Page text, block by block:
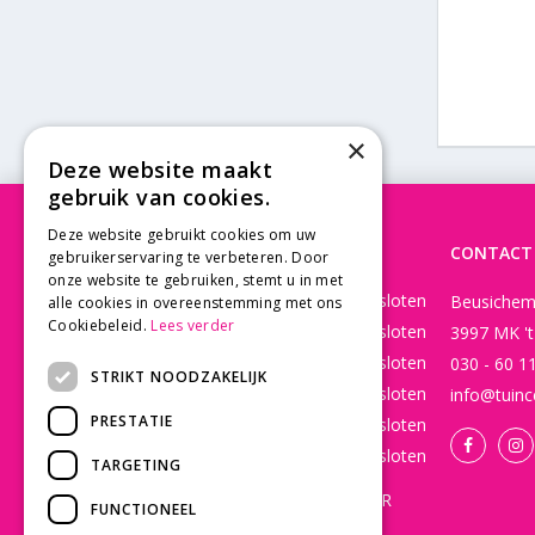
OPENINGSTIJDEN
Maandag
Gesloten
Dinsdag
Gesloten
Gesloten
Gesloten
Vrijdag
Gesloten
Zaterdag
Gesloten
WEBSHOP OPEN 24/7 365 DAGEN PER
CONTACT
3997 MK
030 - 60
×
Deze website maakt
gebruik van cookies.
Deze website gebruikt cookies om uw
gebruikerservaring te verbeteren. Door
onze website te gebruiken, stemt u in met
alle cookies in overeenstemming met ons
Cookiebeleid. Lees verder
STRIKT NOODZAKELIJK
PRESTATIE
TARGETING
FUNCTIONEEL